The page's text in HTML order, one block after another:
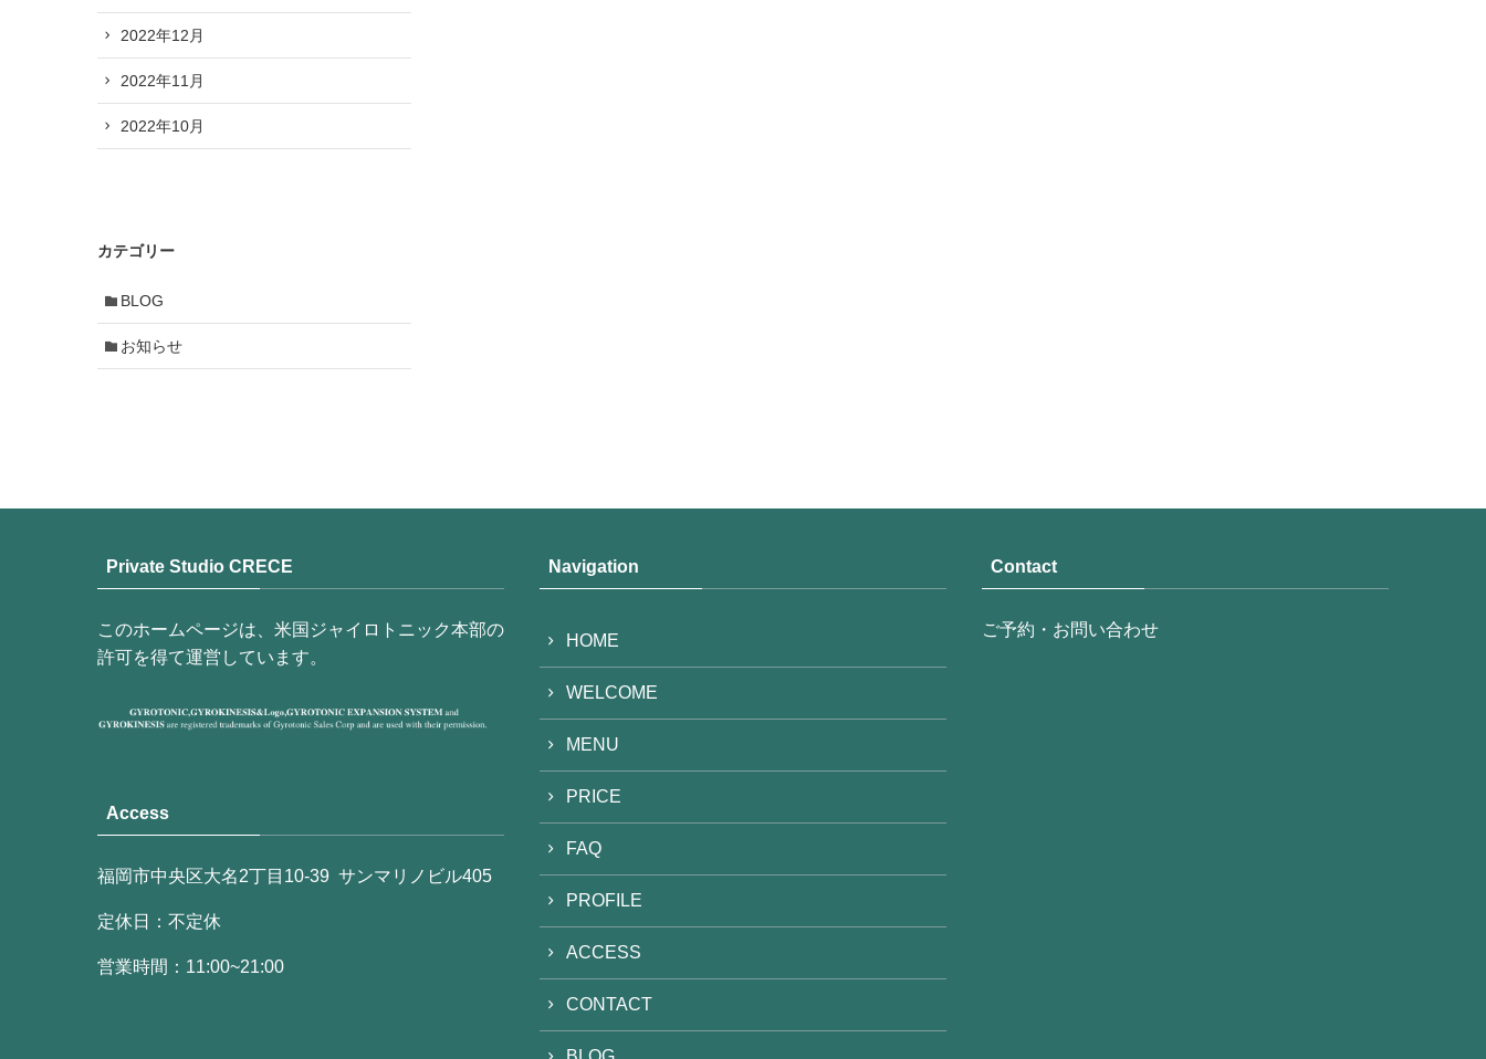
2022年12月
2022年11月
2022年10月
カテゴリー
BLOG
お知らせ
Private Studio CRECE
このホームページは、米国ジャイロトニック本部の
許可を得て運営しています。
Access
福岡市中央区大名2丁目10-39 サンマリノビル405
定休日：不定休
営業時間：11:00~21:00
Navigation
HOME
WELCOME
MENU
PRICE
FAQ
PROFILE
ACCESS
CONTACT
Contact
ご予約・お問い合わせ